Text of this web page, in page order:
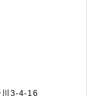
3-4-16